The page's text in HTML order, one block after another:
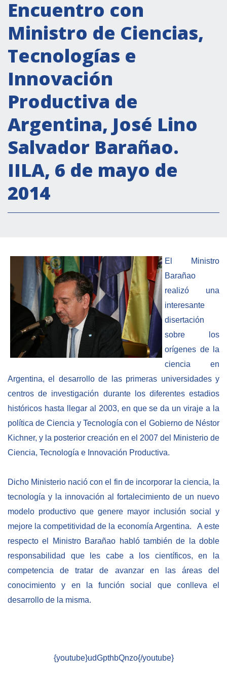
Secretaría Cultural
Secretaría Socioeconómica
Secretaría Técnico-científica
Forum Pymes
Conferencia Italia- América Latina y el Caribe
Red para la promoción de la igualdad de
género
Becas
Partnership
COOPERACIÓN
Justicia y Seguridad
EUROsociAL
EL PAcCTO
EUROFRONT
COPOLAD III
AL-INVEST Verde
MEDIOS
Fotos
Vídeos
Audios
Biblioteca
Publicaciones
OPORTUNIDADES
Convocatorias
Becas
Registro de proveedores
Encuentro con
Ministro de Ciencias,
Tecnologías e
Innovación
Productiva de
Argentina, José Lino
Salvador Barañao.
IILA, 6 de mayo de
2014
El Ministro
Barañao
realizó una
interesante
disertación
sobre los
orígenes de la
ciencia en
Argentina, el desarrollo de las primeras universidades y
centros de investigación durante los diferentes estadios
históricos hasta llegar al 2003, en que se da un viraje a la
política de Ciencia y Tecnología con el Gobierno de Néstor
Kichner, y la posterior creación en el 2007 del Ministerio de
Ciencia, Tecnología e Innovación Productiva.
Dicho Ministerio nació con el fin de incorporar la ciencia, la
tecnología y la innovación al fortalecimiento de un nuevo
modelo productivo que genere mayor inclusión social y
mejore la competitividad de la economía Argentina. A este
respecto el Ministro Barañao habló también de la doble
responsabilidad que les cabe a los científicos, en la
competencia de tratar de avanzar en las áreas del
conocimiento y en la función social que conlleva el
desarrollo de la misma.
{youtube}udGpthbQnzo{/youtube}